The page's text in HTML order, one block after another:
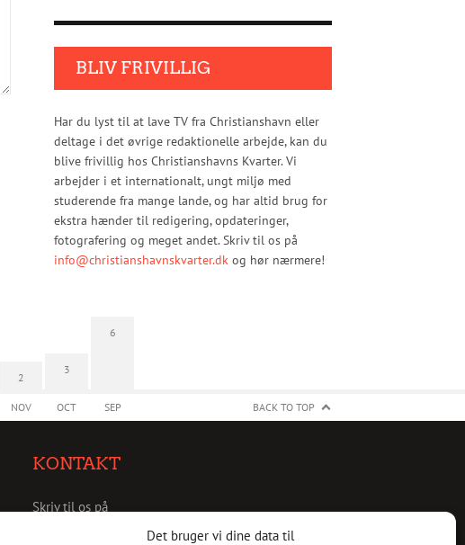
Det bruger vi dine data til
BLIV FRIVILLIG
Har du lyst til at lave TV fra Christianshavn eller
deltage i det øvrige redaktionelle arbejde, kan du
blive frivillig hos Christianshavns Kvarter. Vi
arbejder i et internationalt, ungt miljø med
studerende fra mange lande, og har altid brug for
ekstra hænder til redigering, opdateringer,
fotografering og meget andet. Skriv til os på
info@christianshavnskvarter.dkog hør nærmere!
2
NOV
3
OCT
6
SEP BACK TO TOP
KONTAKT
Skriv til os på
info@christianshavnskvarter.dk